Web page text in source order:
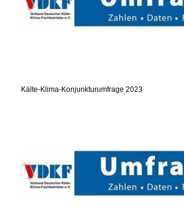
Kälte-Klima-Konjunkturumfrage 2023